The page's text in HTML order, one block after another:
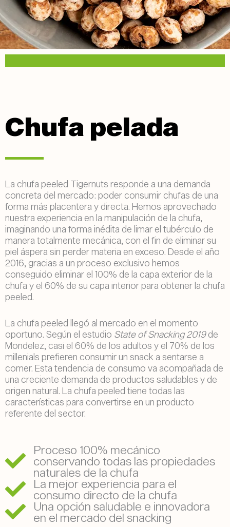
Chufa pelada
La chufa peeled Tigernuts responde a una demanda
concreta del mercado: poder consumir chufas de una
forma más placentera y directa. Hemos aprovechado
nuestra experiencia en la manipulación de la chufa,
imaginando una forma inédita de limar el tubérculo de
manera totalmente mecánica, con el fin de eliminar su
piel áspera sin perder materia en exceso. Desde el año
2016, gracias a un proceso exclusivo hemos
conseguido eliminar el 100% de la capa exterior de la
chufa y el 60% de su capa interior para obtener la chufa
peeled.
La chufa peeled llegó al mercado en el momento
oportuno. Según el estudio StateofSnacking2019de
Mondelez, casi el 60% de los adultos y el 70% de los
millenials prefieren consumir un snack a sentarse a
comer. Esta tendencia de consumo va acompañada de
una creciente demanda de productos saludables y de
origen natural. La chufa peeled tiene todas las
características para convertirse en un producto
referente del sector.
Proceso 100% mecánico
conservando todas las propiedades
naturales de la chufa
La mejor experiencia para el
consumo directo de la chufa
Una opción saludable e innovadora
en el mercado del snacking